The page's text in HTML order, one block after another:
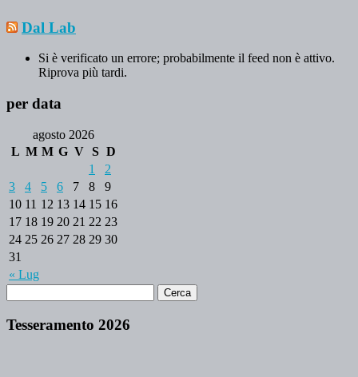
Dal Lab
Si è verificato un errore; probabilmente il feed non è attivo.
Riprova più tardi.
per data
agosto 2026
L M M G V S D
« Lug
1
2
3
4 5 6 7 8
9
10 11 12 13 14 15 16
17 18 19 20 21 22 23
24 25 26 27 28 29 30
31
Tesseramento 2026